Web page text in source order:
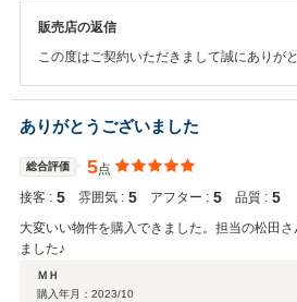
販売店の返信
この度はご契約いただきまして誠にありが
ます。 何かお困りの際はぜひお気軽にお立
も、どうぞ宜しくお願い致します。
ありがとうございました
総合評価 5点
接客 : 5 雰囲気 : 5 アフター : 5 品質 : 5
大変いい物件を購入できました。担当の松田
ました♪
ＭＨ
購入年月： 2023/10